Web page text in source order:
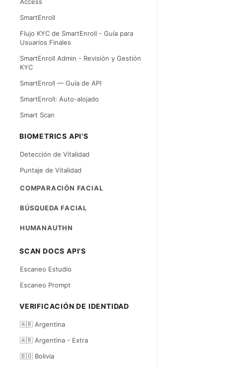
SmartEnroll
Flujo KYC de SmartEnroll - Guía para
Usuarios Finales
SmartEnroll Admin - Revisión y Gestión
KYC
SmartEnroll — Guía de API
SmartEnroll: Auto-alojado
Smart Scan
BIOMETRICS API'S
Detección de Vitalidad
Puntaje de Vitalidad
COMPARACIÓN FACIAL
BÚSQUEDA FACIAL
HUMANAUTHN
SCAN DOCS API'S
Escaneo Estudio
Escaneo Prompt
VERIFICACIÓN DE IDENTIDAD
🇦🇷 Argentina
🇦🇷 Argentina - Extra
🇧🇴 Bolivia